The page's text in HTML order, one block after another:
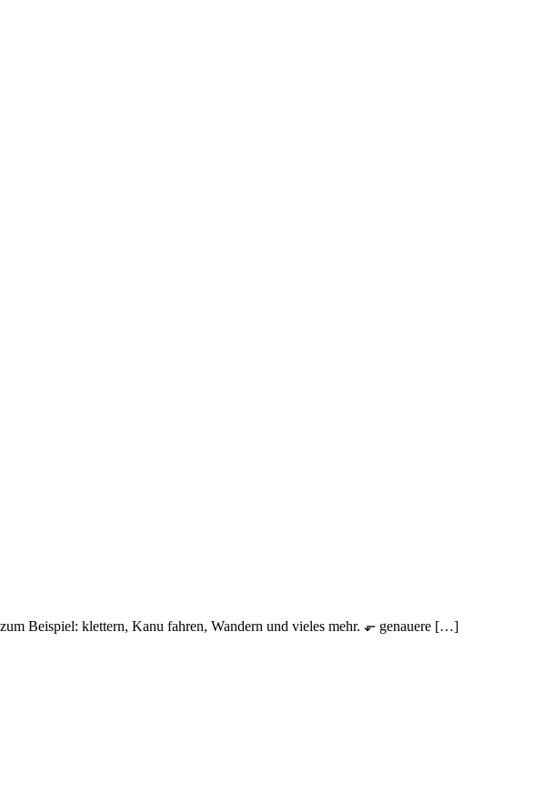
Beispiel: klettern, Kanu fahren, Wandern und vieles mehr. ⬐ genauere […]